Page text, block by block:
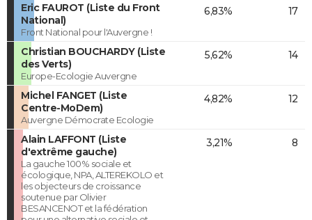
Eric FAUROT (Liste du Front
National)
Front National pour l'Auvergne !
6,83% 17
Christian BOUCHARDY (Liste
des Verts)
Europe-Ecologie Auvergne
5,62% 14
Michel FANGET (Liste
Centre-MoDem)
Auvergne Démocrate Ecologie
4,82% 12
Alain LAFFONT (Liste
d'extrême gauche)
La gauche 100% sociale et
écologique, NPA, ALTEREKOLO et
les objecteurs de croissance
soutenue par Olivier
BESANCENOT et la fédération
3,21% 8